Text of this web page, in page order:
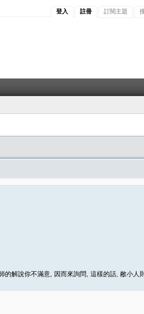
登入 註冊 訂閱主題
的解說你不滿意, 因而來詢問, 這樣的話, 敝小人